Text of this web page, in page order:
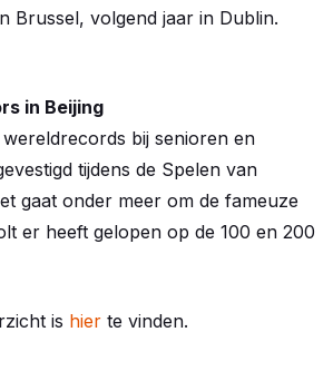
Brussel, volgend jaar in Dublin.
in Beijing
bij senioren en
tijdens de Spelen van
gaat onder meer om de fameuze
er heeft gelopen op de 100 en 200
is hier te vinden.